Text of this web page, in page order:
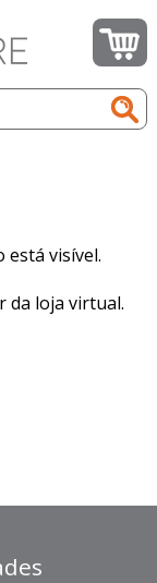
está visível.
da loja virtual.